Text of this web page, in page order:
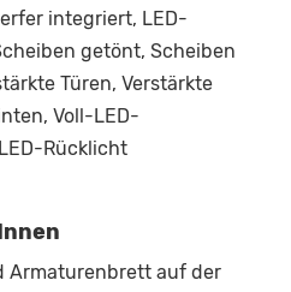
integriert, LED-
getönt, Scheiben
Türen, Verstärkte
Voll-LED-
Rücklicht
Armaturenbrett auf der